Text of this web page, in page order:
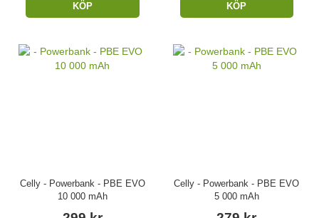
KÖP KÖP
Celly - Powerbank - PBE EVO
10 000 mAh
Celly - Powerbank - PBE EVO
5 000 mAh